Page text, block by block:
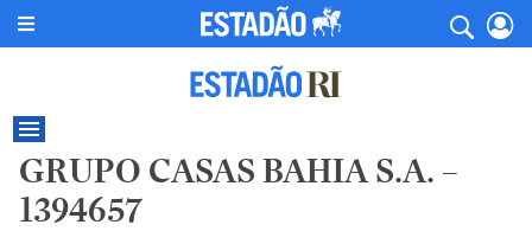
GRUPO CASAS BAHIA S.A. –
1394657